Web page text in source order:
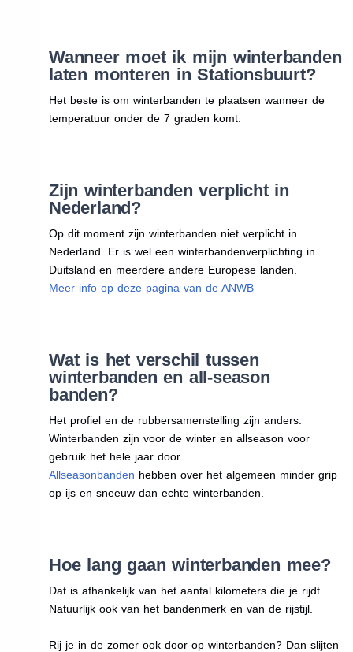
Wanneer moet ik mijn winterbanden
laten monteren in Stationsbuurt?
Het beste is om winterbanden te plaatsen wanneer de
temperatuur onder de 7 graden komt.
Zijn winterbanden verplicht in
Nederland?
Op dit moment zijn winterbanden niet verplicht in
Nederland. Er is wel een winterbandenverplichting in
Duitsland en meerdere andere Europese landen.
Meer info op deze pagina van de ANWB
Wat is het verschil tussen
winterbanden en all-season
banden?
Het profiel en de rubbersamenstelling zijn anders.
Winterbanden zijn voor de winter en allseason voor
gebruik het hele jaar door.
Allseasonbanden hebben over het algemeen minder grip
op ijs en sneeuw dan echte winterbanden.
Hoe lang gaan winterbanden mee?
Dat is afhankelijk van het aantal kilometers die je rijdt.
Natuurlijk ook van het bandenmerk en van de rijstijl.
Rij je in de zomer ook door op winterbanden? Dan slijten